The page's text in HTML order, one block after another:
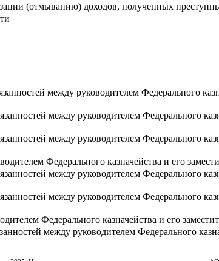
(отмыванию) доходов, полученных
между руководителем Федерального
между руководителем Федерального
между руководителем Федерального
Федерального казначейства и его
между руководителем Федерального
между руководителем Федерального
Федерального казначейства и его
между руководителем Федерального